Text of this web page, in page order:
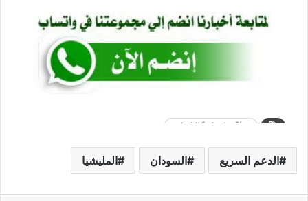
الدعم السريع السودان المليشيا